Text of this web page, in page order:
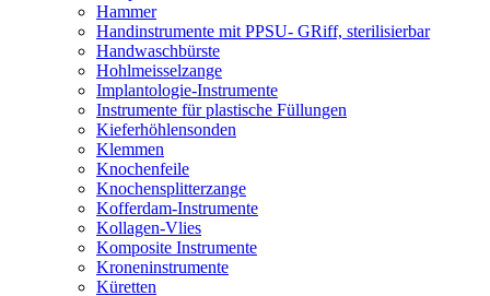
Hammer
Handinstrumente mit PPSU- GRiff, sterilisierbar
Handwaschbürste
Hohlmeisselzange
Implantologie-Instrumente
Instrumente für plastische Füllungen
Kieferhöhlensonden
Klemmen
Knochenfeile
Knochensplitterzange
Kofferdam-Instrumente
Kollagen-Vlies
Komposite Instrumente
Kroneninstrumente
Küretten